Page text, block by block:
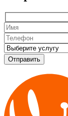
Оставьте
это
пустым.